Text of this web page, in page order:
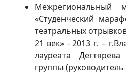
Межрегиональный
«Студенческий
театральных
21 век» - 2013 г. –
лауреата
группы